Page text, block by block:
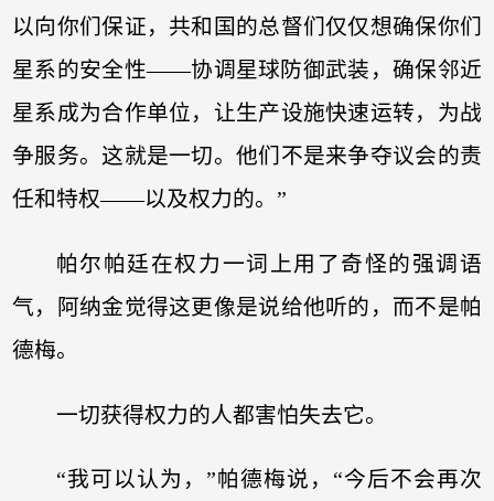
以向你们保证，共和国的总督们仅仅想确保你们
星系的安全性——协调星球防御武装，确保邻近
星系成为合作单位，让生产设施快速运转，为战
争服务。这就是一切。他们不是来争夺议会的责
任和特权——以及权力的。”
帕尔帕廷在权力一词上用了奇怪的强调语
气，阿纳金觉得这更像是说给他听的，而不是帕
德梅。
一切获得权力的人都害怕失去它。
“我可以认为，”帕德梅说，“今后不会再次